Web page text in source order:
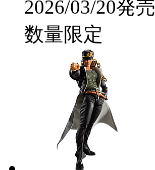
2026/03/20発売
数量限定